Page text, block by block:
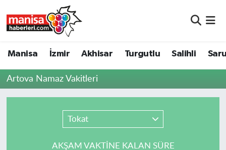
Manisa İzmir Akhisar Turgutlu Salihli
Artova Namaz Vakitleri
Tokat
AKŞAM VAKTİNE KALAN SÜRE
Akhisar
Manisa Nöbetçi Eczaneler
Manisa Namaz Vakitleri
Manisa Trafik Yoğunluk Haritası
Süper Lig Puan Durumu ve Fikstür